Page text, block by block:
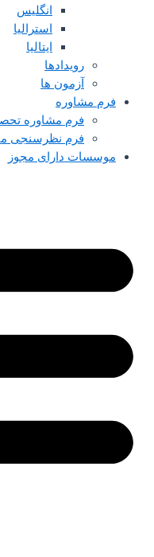
انگلیس
استرالیا
ایتالیا
رویدادها
آزمون ها
فرم مشاوره
فرم مشاوره
فرم نظرسنجی
موسسات دارای مجوز